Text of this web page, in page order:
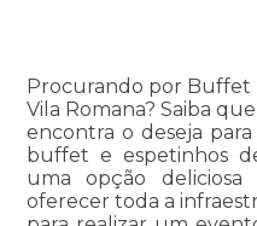
Procurando por Buffet
Vila Romana? Saiba
encontra o deseja
buffet e espetinhos
uma opção deliciosa
oferecer toda a